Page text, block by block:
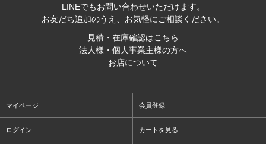
LINEでもお問い合わせいただけます。
お友だち追加のうえ、お気軽にご相談ください。
見積・在庫確認はこちら
法人様・個人事業主様の方へ
お店について
マイページ 会員登録
ログイン カートを見る